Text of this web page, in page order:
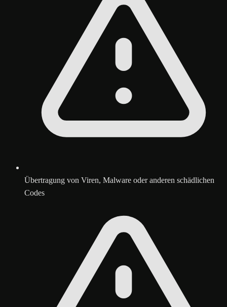
Übertragung von Viren, Malware oder anderen schädlichen
Codes